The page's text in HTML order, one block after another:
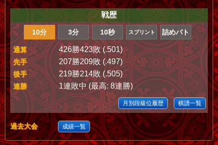
戦歴
10分 3分 10秒 スプリント 詰めバト
通算 426勝423敗 (.501)
先手 207勝209敗 (.497)
後手 219勝214敗 (.505)
連勝 1連敗中 (最高: 8連勝)
月別段級位履歴 棋譜一覧
過去大会 成績一覧